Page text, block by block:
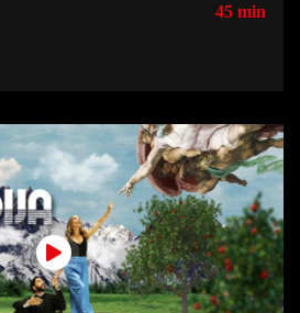
45 min